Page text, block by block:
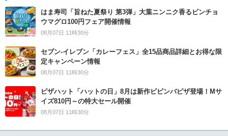
はま寿司「旨ねた夏祭り 第3弾」大葉ニンニク香るビンチョ
ウマグロ100円フェア開催情報
08月07日 11時30分
セブン‐イレブン「カレーフェス」全15品商品詳細とお得な限
定キャンペーン情報
08月07日 11時30分
ピザハット「ハットの日」8月は新作ビビンバピザ登場！Mサ
イズ810円～の特大セール開催
08月07日 11時30分